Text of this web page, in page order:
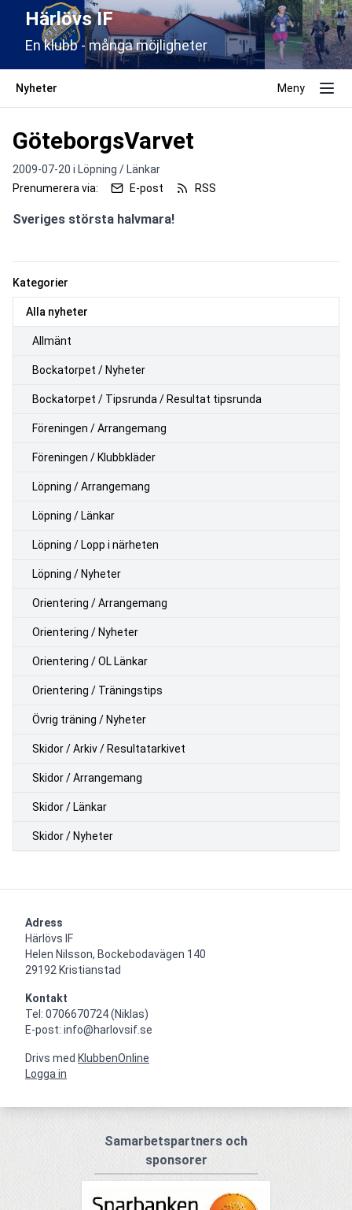
Härlövs IF
En klubb - många möjligheter
Nyheter Meny
Kategorier
Alla nyheter
Allmänt
Bockatorpet / Nyheter
Bockatorpet / Tipsrunda / Resultat tipsrunda
Föreningen / Arrangemang
Föreningen / Klubbkläder
Löpning / Arrangemang
Löpning / Länkar
Löpning / Lopp i närheten
Löpning / Nyheter
Orientering / Arrangemang
Orientering / Nyheter
Orientering / OL Länkar
Orientering / Träningstips
Övrig träning / Nyheter
Skidor / Arkiv / Resultatarkivet
Skidor / Arrangemang
Skidor / Länkar
Skidor / Nyheter
GöteborgsVarvet
2009-07-20 i Löpning / Länkar
Prenumerera via:
E-post RSS
Sveriges största halvmara!
Adress
Härlövs IF
Helen Nilsson, Bockebodavägen 140
29192 Kristianstad
Kontakt
Tel: 0706670724 (Niklas)
E-post: info@harlovsif.se
Drivs med KlubbenOnline
Logga in
Samarbetspartners och
sponsorer